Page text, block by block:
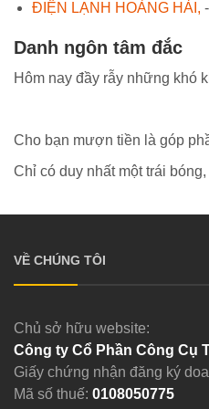
ĐIỆN LẠNH HOÀNG HẢI,
Danh ngôn tâm đắc
Hôm nay đầy rẫy những khó
Cho bạn mượn tiền là góp
Chỉ có duy nhất một trái
VỀ CHÚNG TÔI
Chủ sở hữu website:
Công ty Cổ Phần Công Cụ
Giấy chứng nhận đăng ký
Mã số thuế: 0108050775